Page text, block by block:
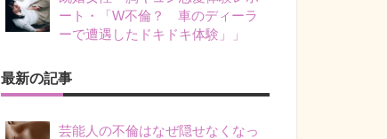
ート・「W不倫？ 車のディーラ
ーで遭遇したドキドキ体験」」
最新の記事
芸能人の不倫はなぜ隠せなくなっ